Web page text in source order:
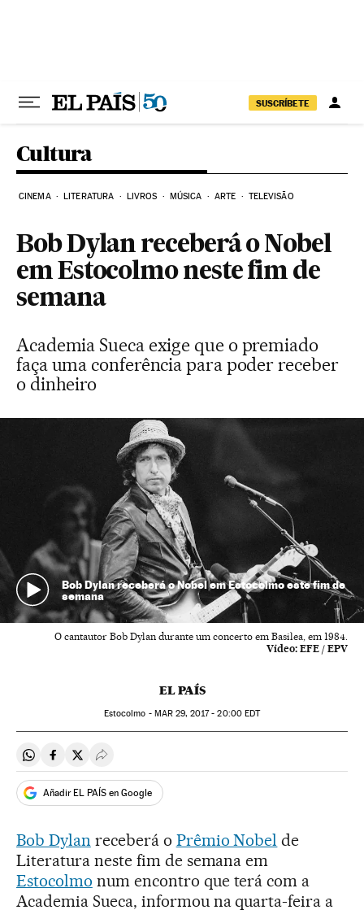
SUSCRÍBETE
Cultura
CINEMA LITERATURA LIVROS MÚSICA ARTE TELEVISÃO
Bob Dylan receberá o Nobel
em Estocolmo neste fim de
semana
Academia Sueca exige que o premiado
faça uma conferência para poder receber
o dinheiro
Bob Dylan receberá o Nobel em Estocolmo este fim de
semana
O cantautor Bob Dylan durante um concerto em Basilea, em 1984.
Vídeo: EFE / EPV
EL PAÍS
Estocolmo - MAR 29, 2017 - 20:00EDT
Compartir en Whatsapp
Compartir en Facebook
Compartir en Twitter
Desplegar Redes Sociales
Añadir EL PAÍS en Google
Bob Dylan receberá o Prêmio Nobel de
Literatura neste fim de semana em
Estocolmo num encontro que terá com a
Academia Sueca, informou na quarta-feira a